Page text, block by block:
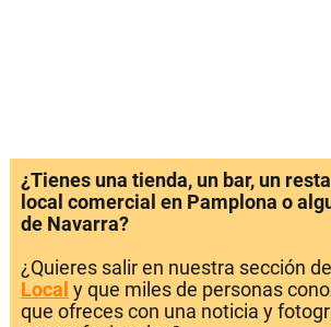
¿Tienes una tienda, un bar, un
local comercial en Pamplona o
de Navarra?
¿Quieres salir en nuestra sección de
Local y que miles de personas
que ofreces con una noticia y